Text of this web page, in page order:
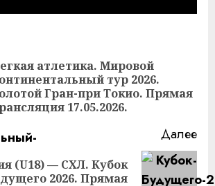
атлетика. Мировой
тур 2026.
Гран-при Токио. Прямая
17.05.2026.
Далее
(U18) — СХЛ. Кубок
2026. Прямая